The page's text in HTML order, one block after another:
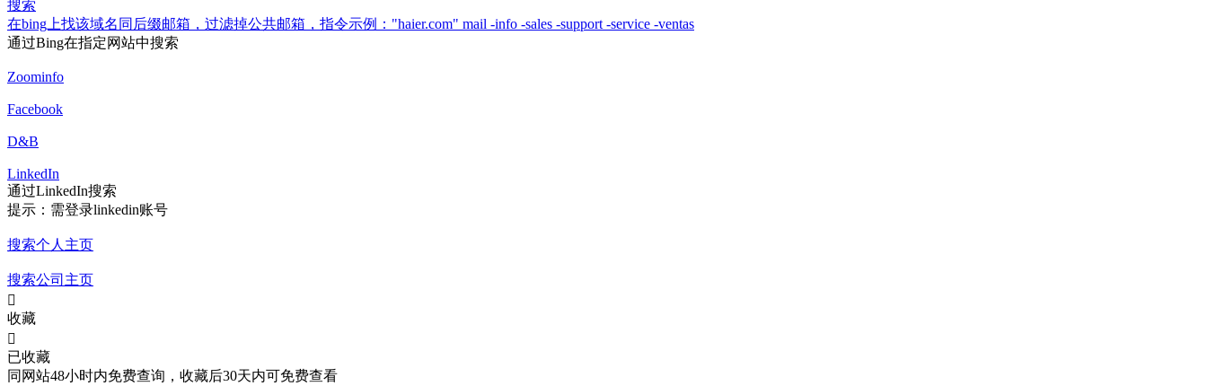
搜索
在bing上找该域名同后缀邮箱，过滤掉公共邮箱，指令示例："haier.com" mail -info -sales -support -service -ventas
通过Bing在指定网站中搜索
Zoominfo
Facebook
D&B
LinkedIn
通过LinkedIn搜索
提示：需登录linkedin账号
搜索个人主页
搜索公司主页

收藏

已收藏
同网站48小时内免费查询，收藏后30天内可免费查看